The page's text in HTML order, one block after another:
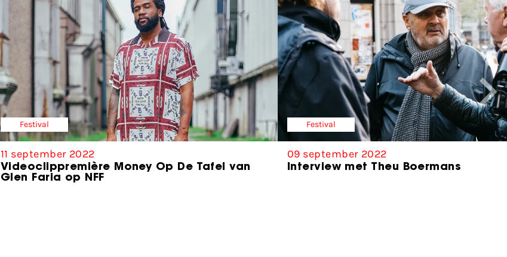
Festival
11 september 2022
Videoclippremière Money Op De Tafel van
Glen Faria op NFF
Festival
09 september 2022
Interview met Theu Boermans